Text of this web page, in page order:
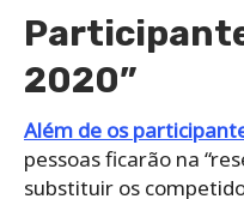
2020”
Além de os
pessoas ficarão na
substituir os